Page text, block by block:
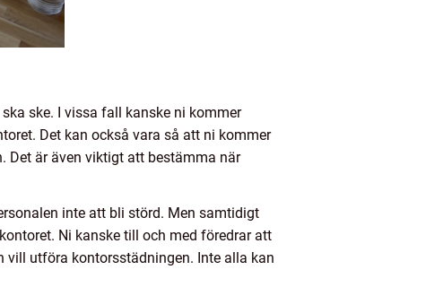
ske. I vissa fall kanske ni kommer
Det kan också vara så att ni kommer
Det är även viktigt att bestämma när
inte att bli störd. Men samtidigt
Ni kanske till och med föredrar att
vill utföra kontorsstädningen. Inte alla kan